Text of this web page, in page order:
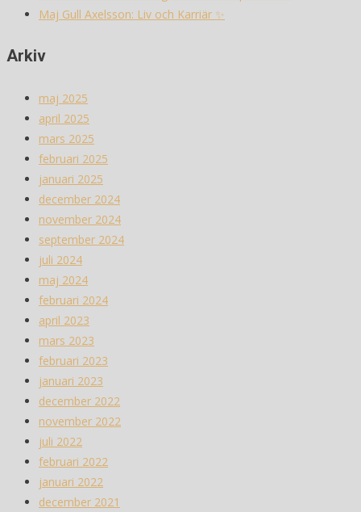
Maj Gull Axelsson: Liv och Karriär ✨
Arkiv
maj 2025
april 2025
mars 2025
februari 2025
januari 2025
december 2024
november 2024
september 2024
juli 2024
maj 2024
februari 2024
april 2023
mars 2023
februari 2023
januari 2023
december 2022
november 2022
juli 2022
februari 2022
januari 2022
december 2021